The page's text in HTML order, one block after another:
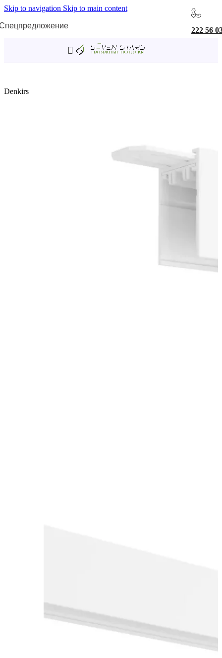
Skip to navigation Skip to main content
222 56
Трековая система SMART
Denkirs